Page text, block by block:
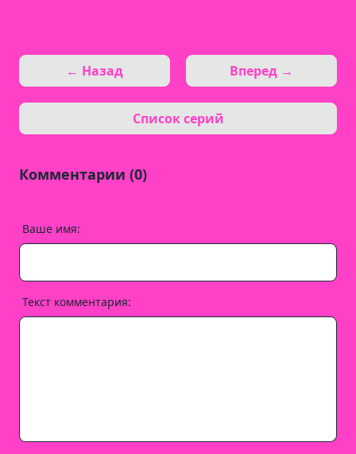
← Назад
Список серий
Вперед →
Комментарии (0)
Ваше имя:
Текст комментария: